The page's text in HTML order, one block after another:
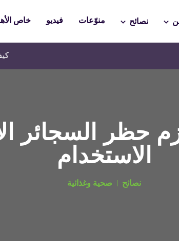
نصائح منوّعات فيديو خاص
كيف
حظر السجائر
الاستخدام
نصائح صحية وغذائية